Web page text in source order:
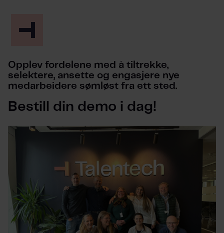
Opplev fordelene med å tiltrekke,
selektere, ansette og engasjere nye
medarbeidere sømløst fra ett sted.
Bestill din demo i dag!